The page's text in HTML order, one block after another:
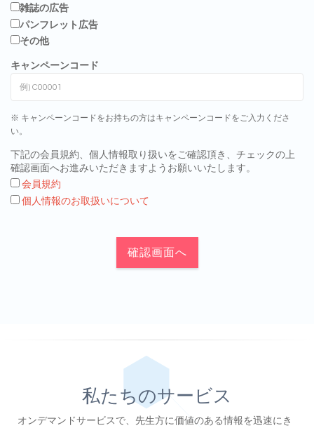
雑誌の広告
パンフレット広告
その他
キャンペーンコード
※ キャンペーンコードをお持ちの方はキャンペーンコードをご入力くださ
い。
下記の会員規約、個人情報取り扱いをご確認頂き、チェックの上
確認画面へお進みいただきますようお願いいたします。
会員規約
個人情報のお取扱いについて
確認画面へ
私たちのサービス
オンデマンドサービスで、先生方に価値のある情報を迅速にき